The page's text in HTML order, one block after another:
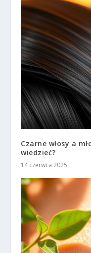
Czarne włosy a
wiedzieć?
14 czerwca 2025